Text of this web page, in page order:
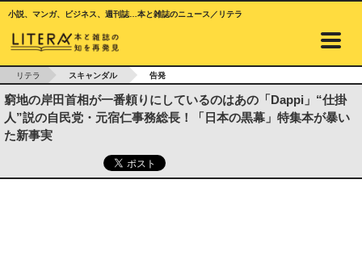
小説、マンガ、ビジネス、週刊誌…本と雑誌のニュース／リテラ
リテラ スキャンダル 告発
窮地の岸田首相が一番頼りにしているのはあの「Dappi」“仕掛
人”説の自民党・元宿仁事務総長！「日本の黒幕」特集本が暴い
た新事実